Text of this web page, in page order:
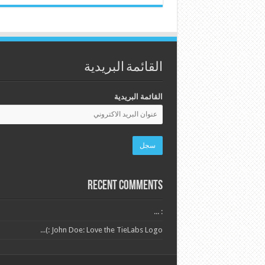
القائمة البريدية
القائمة البريدية
Recent Comments
: ...
John Doe: Love the TieLabs Logo :)...